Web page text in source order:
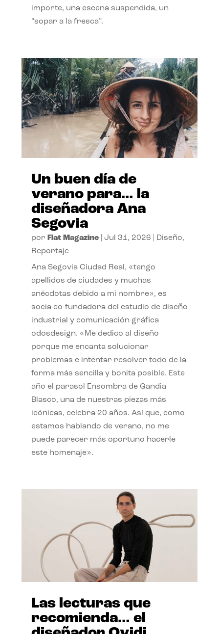
importe, una escena suspendida, un
“sopar a la fresca”.
Un buen día de
verano para… la
diseñadora Ana
Segovia
por Flat Magazine| Jul 31, 2026 Diseño,
Reportaje
Ana Segovia Ciudad Real, «tengo
apellidos de ciudades y muchas
anécdotas debido a mi nombre», es
socia co-fundadora del estudio de diseño
industrial y comunicación gráfica
odosdesign. «Me dedico al diseño
porque me encanta solucionar
problemas e intentar resolver todo de la
forma más sencilla y bonita posible. Este
año el parasol Ensombra de Gandia
Blasco, una de nuestras piezas más
icónicas, celebra 20 años. Así que, como
estamos hablando de verano, no me
puede parecer más oportuno hacerle
este homenaje».
Las lecturas que
recomienda… el